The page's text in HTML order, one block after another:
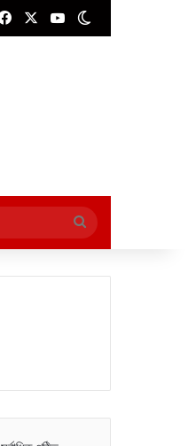
FacebookYouTube
এখানে
খুঁজুন